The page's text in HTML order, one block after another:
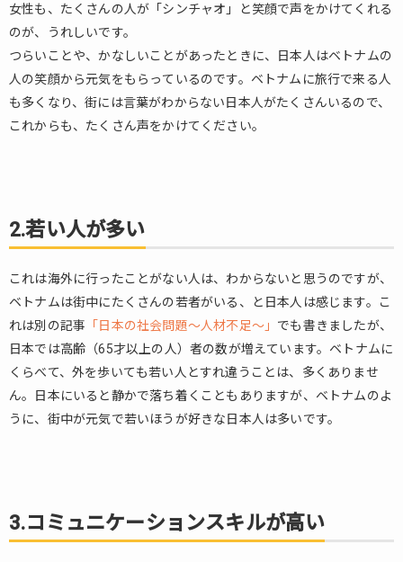
2.若
い
多
い
4.
ケ
ー
ョ
ン
ス
キ
が
高
い
敬
（う
女性も、たくさんの人が「シンチャオ」と笑顔で声をかけてくれる
のが、うれしいです。
つらいことや、かなしいことがあったときに、日本人はベトナムの
人の笑顔から元気をもらっているのです。ベトナムに旅行で来る人
も多くなり、街には言葉がわからない日本人がたくさんいるので、
これからも、たくさん声をかけてください。
2.若い人が多い
これは海外に行ったことがない人は、わからないと思うのですが、
ベトナムは街中にたくさんの若者がいる、と日本人は感じます。こ
れは別の記事 「日本の社会問題～人材不足～」 でも書きましたが、
日本では高齢（65才以上の人）者の数が増えています。ベトナムに
くらべて、外を歩いても若い人とすれ違うことは、多くありませ
ん。日本にいると静かで落ち着くこともありますが、ベトナムのよ
うに、街中が元気で若いほうが好きな日本人は多いです。
3.コミュニケーションスキルが高い